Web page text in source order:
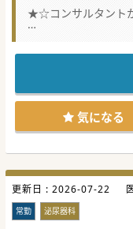
★☆コンサルタント
ん。
赴任手当等も相談
ーもぜひお問い合
#秋入職可
気になる
更新日 : 2026-07-22
常勤 泌尿器科